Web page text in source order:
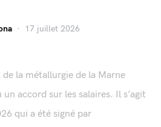
17 juillet 2026
de la métallurgie de la Marne
accord sur les salaires. Il s’agit
qui a été signé par